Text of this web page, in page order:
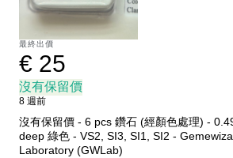
最終出價
€ 25
沒有保留價
8 週前
沒有保留價 - 6 pcs 鑽石 (經顏色處理) - 0.49 ct - 方形 - Fancy
deep 綠色 - VS2, SI3, SI1, SI2 -
Laboratory (GWLab)